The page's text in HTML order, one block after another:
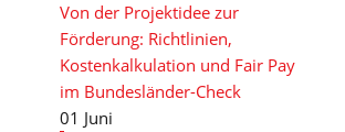
Von der Projektidee zur
Förderung: Richtlinien,
Kostenkalkulation und Fair Pay
im Bundesländer-Check
01 Juni